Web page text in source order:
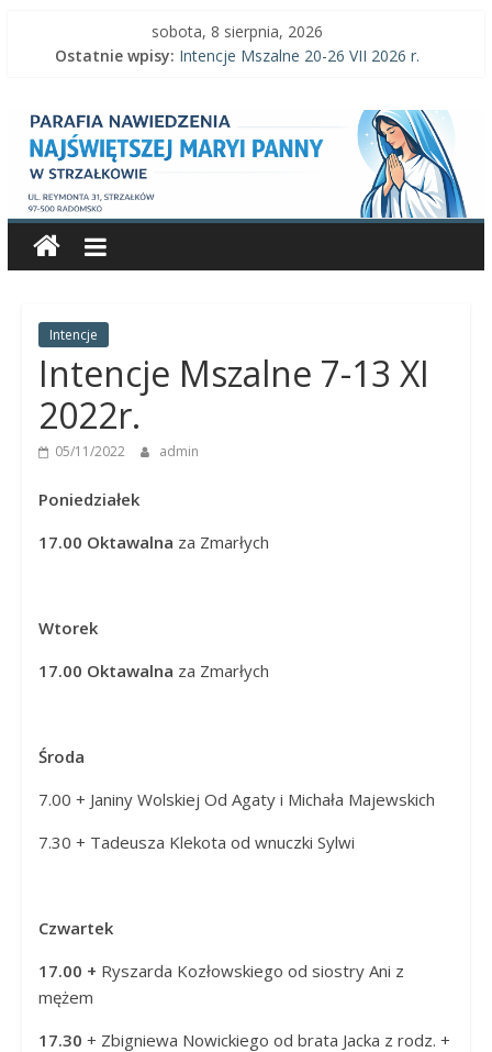
sobota, 8 sierpnia, 2026
Ostatnie wpisy: Intencje Mszalne 20-26 VII 2026 r.
Intencje Mszalne 27 VII-2 VIII 2026 r.
Ogłoszenia parafialne 26 VII 2026 r.
Parafia
Nawiedzenia
Najświętszej
Panny
Parafia
Nawiedzenia
Najświętszej
Panny
Intencje
Intencje Mszalne 7-13 XI
2022r.
05/11/2022 admin
Poniedziałek
17.00 Oktawalna za Zmarłych
Wtorek
17.00 Oktawalna za Zmarłych
Środa
7.00 + Janiny Wolskiej Od Agaty i Michała Majewskich
7.30 + Tadeusza Klekota od wnuczki Sylwi
Czwartek
17.00 + Ryszarda Kozłowskiego od siostry Ani z
mężem
17.30 + Zbigniewa Nowickiego od brata Jacka z rodz. +